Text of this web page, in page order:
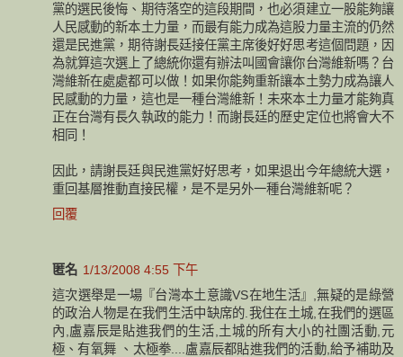
黨的選民後悔、期待落空的這段期間，也必須建立一股能夠讓
人民感動的新本土力量，而最有能力成為這股力量主流的仍然
還是民進黨，期待謝長廷接任黨主席後好好思考這個問題，因
為就算這次選上了總統你還有辦法叫國會讓你台灣維新嗎？台
灣維新在處處都可以做！如果你能夠重新讓本土勢力成為讓人
民感動的力量，這也是一種台灣維新！未來本土力量才能夠真
正在台灣有長久執政的能力！而謝長廷的歷史定位也將會大不
相同！
因此，請謝長廷與民進黨好好思考，如果退出今年總統大選，
重回基層推動直接民權，是不是另外一種台灣維新呢？
回覆
匿名 1/13/2008 4:55 下午
這次選舉是一場『台灣本土意識VS在地生活』,無疑的是綠營
的政治人物是在我們生活中缺席的.我住在土城,在我們的選區
內,盧嘉辰是貼進我們的生活,土城的所有大小的社團活動,元
極、有氧舞 、太極拳....盧嘉辰都貼進我們的活動,給予補助及